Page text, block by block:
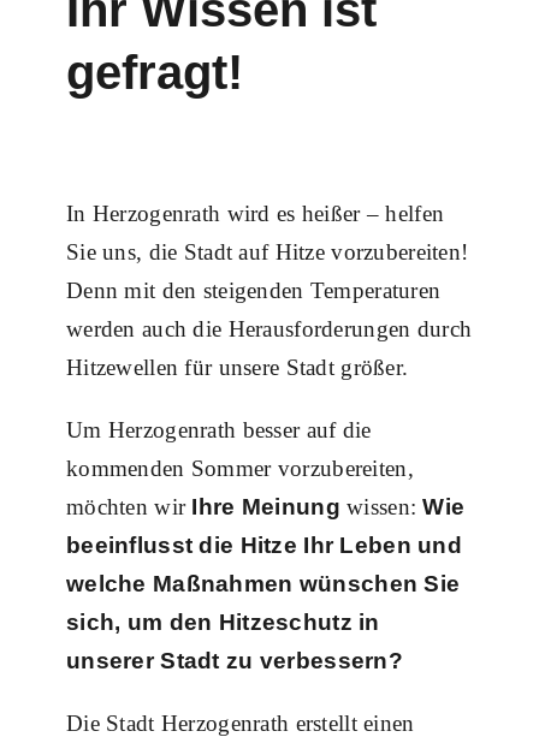
gefragt!
In Herzogenrath wird es heißer – helfen
Sie uns, die Stadt auf Hitze vorzubereiten!
Denn mit den steigenden Temperaturen
werden auch die Herausforderungen durch
Hitzewellen für unsere Stadt größer.
Um Herzogenrath besser auf die
kommenden Sommer vorzubereiten,
möchten wir Ihre Meinung wissen:Wie
beeinflusst die Hitze Ihr Leben und
welche Maßnahmen wünschen Sie
sich, um den Hitzeschutz in
unserer Stadt zu verbessern?
Die Stadt Herzogenrath erstellt einen